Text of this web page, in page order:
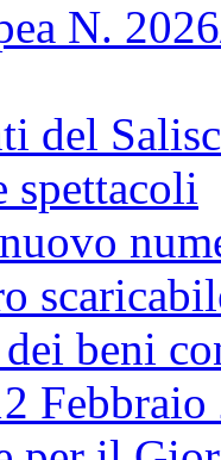
N.
del
spettacoli
beni
Febbraio